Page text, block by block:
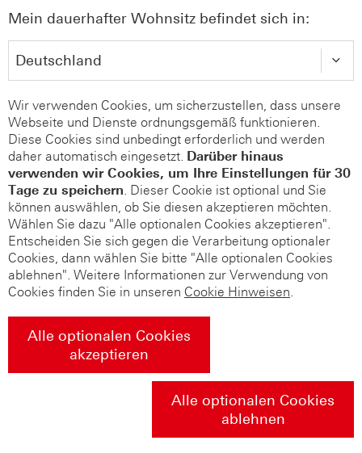
Mein dauerhafter Wohnsitz befindet sich in:
Wir verwenden Cookies, um sicherzustellen, dass unsere
Webseite und Dienste ordnungsgemäß funktionieren.
Diese Cookies sind unbedingt erforderlich und werden
daher automatisch eingesetzt. Darüber hinaus
verwenden wir Cookies, um Ihre Einstellungen für 30
Tage zu speichern. Dieser Cookie ist optional und Sie
können auswählen, ob Sie diesen akzeptieren möchten.
Wählen Sie dazu "Alle optionalen Cookies akzeptieren".
Entscheiden Sie sich gegen die Verarbeitung optionaler
Cookies, dann wählen Sie bitte "Alle optionalen Cookies
ablehnen". Weitere Informationen zur Verwendung von
Cookies finden Sie in unseren Cookie Hinweisen.
Alle optionalen Cookies
akzeptieren
Alle optionalen Cookies
ablehnen